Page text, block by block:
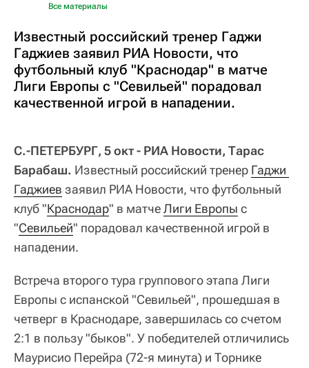
Все материалы
Известный российский тренер Гаджи
Гаджиев заявил РИА Новости, что
футбольный клуб "Краснодар" в матче
Лиги Европы с "Севильей" порадовал
качественной игрой в нападении.
С.-ПЕТЕРБУРГ, 5 окт - РИА Новости, Тарас
Барабаш. Известный российский тренер Гаджи
Гаджиев заявил РИА Новости, что футбольный
клуб "Краснодар" в матчеЛиги Европы с
"Севильей" порадовал качественной игрой в
нападении.
Встреча второго тура группового этапа Лиги
Европы с испанской "Севильей", прошедшая в
четверг в Краснодаре, завершилась со счетом
2:1 в пользу "быков". У победителей отличились
Маурисио Перейра (72-я минута) и Торнике